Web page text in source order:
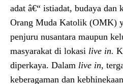
adat â€“ istiadat, budaya dan
Orang Muda Katolik (OMK)
penjuru nusantara maupun
masyarakat di lokasi live in.
diperkaya. Dalam live in,
keberagaman dan kebhinekaan